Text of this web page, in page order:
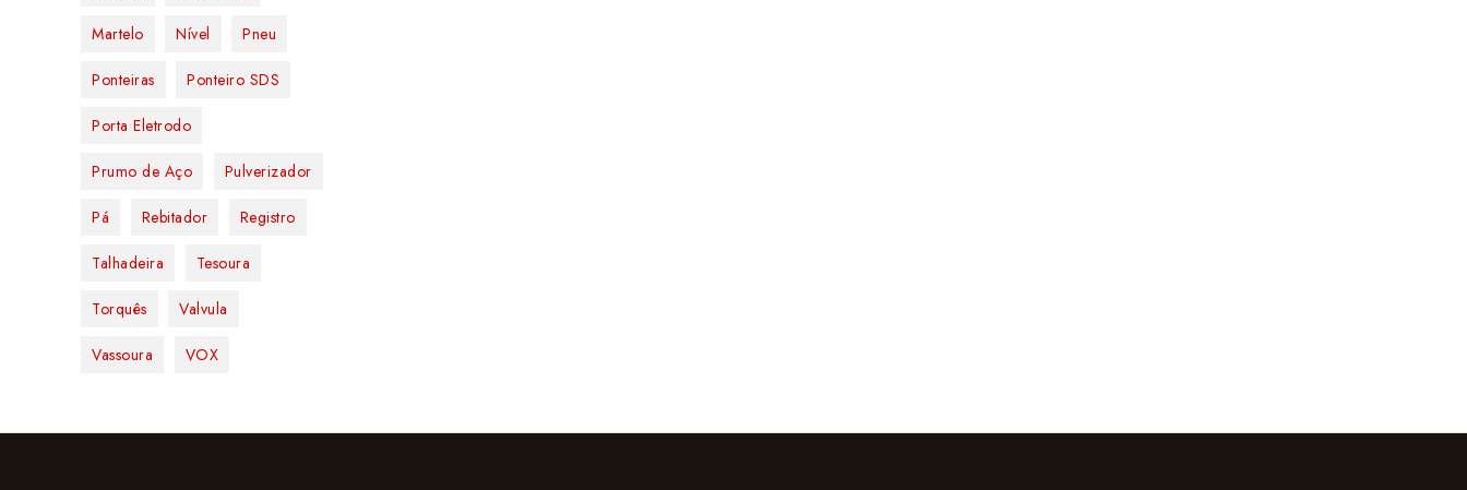
Martelo Nível Pneu
Ponteiras Ponteiro SDS
Porta Eletrodo
Prumo de Aço Pulverizador
Pá Rebitador Registro
Talhadeira Tesoura
Torquês Valvula
Vassoura VOX